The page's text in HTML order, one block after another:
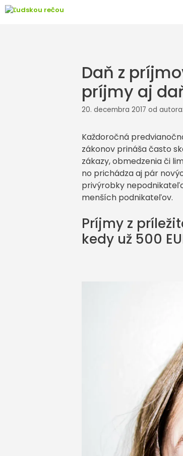
Preskočiť
Daň z
príjmy aj
20. decembra 2017 od autora:
Každoročná
zákonov prináša často
zákazy, obmedzenia či
no prichádza aj pár
privýrobky
menších podnikateľov.
Príjmy z
kedy už 500